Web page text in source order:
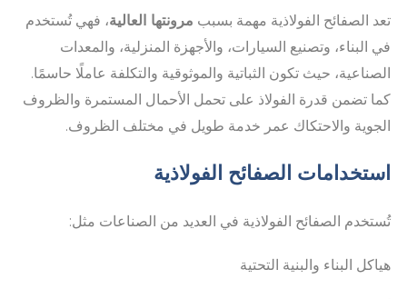
تعد الصفائح الفولاذية مهمة بسبب مرونتها العالية، فهي تُستخدم
في البناء، وتصنيع السيارات، والأجهزة المنزلية، والمعدات
الصناعية، حيث تكون الثباتية والموثوقية والتكلفة عاملًا حاسمًا.
كما تضمن قدرة الفولاذ على تحمل الأحمال المستمرة والظروف
الجوية والاحتكاك عمر خدمة طويل في مختلف الظروف.
استخدامات الصفائح الفولاذية
تُستخدم الصفائح الفولاذية في العديد من الصناعات مثل:
هياكل البناء والبنية التحتية